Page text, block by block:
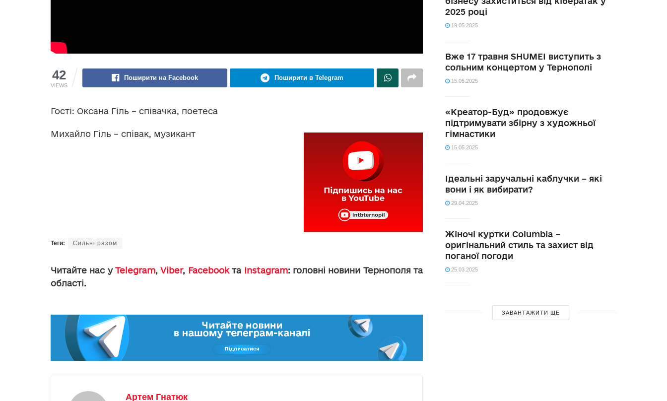
42
VIEWS
Поширити на Facebook Поширити в Telegram
Гості: Оксана Гіль – співачка, поетеса
Михайло Гіль – співак, музикант
Теги: Сильні разом
Читайте нас уTelegram,Viber, Facebookта Instagram: головні новини Тернополя та
області.
Артем Гнатюк
2025 році
19.05.2025
Вже 17 травня SHUMEI виступить з
сольним концертом у Тернополі
15.05.2025
«Креатор-Буд» продовжує
підтримувати збірну з художньої
гімнастики
15.05.2025
Ідеальні заручальні каблучки – які
вони і як вибирати?
29.04.2025
Жіночі куртки Columbia –
оригінальний стиль та захист від
поганої погоди
25.03.2025
ЗАВАНТАЖИТИ ЩЕ